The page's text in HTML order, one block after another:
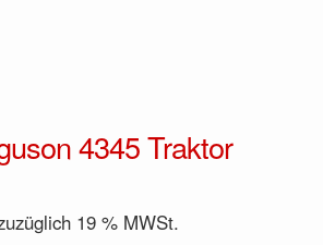
4345 Traktor
19 % MWSt.